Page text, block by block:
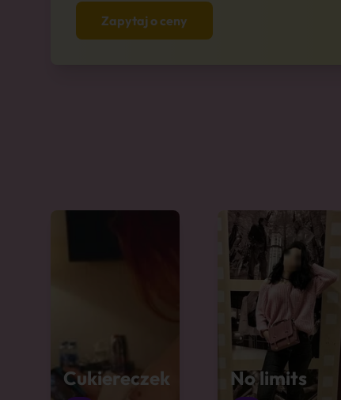
Zapytaj o ceny
Cukiereczek No limits